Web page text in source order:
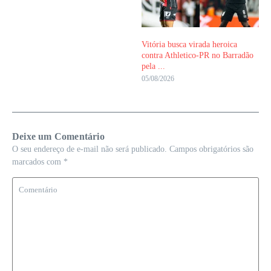
Vitória busca virada heroica
contra Athletico-PR no Barradão
pela ...
05/08/2026
Deixe um Comentário
O seu endereço de e-mail não será publicado. Campos obrigatórios são
marcados com *